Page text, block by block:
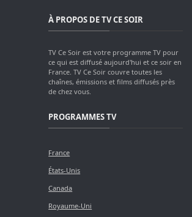
À PROPOS DE TV CE SOIR
TV Ce Soir est votre programme TV pour
ce qui est diffusé aujourd'hui et ce soir en
France. TV Ce Soir couvre toutes les
chaînes, émissions et films diffusés près
de chez vous.
PROGRAMMES TV
France
États-Unis
Canada
Royaume-Uni